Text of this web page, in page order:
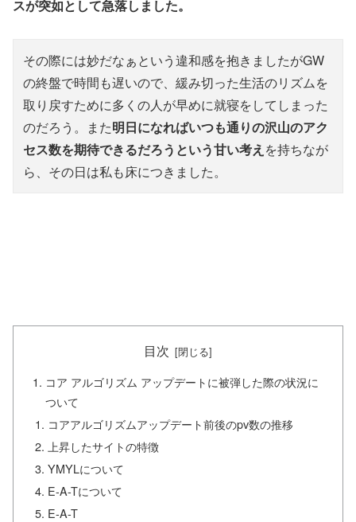
スが突如として急落しました。
その際には妙だなぁという違和感を抱きましたがGW
の終盤で時間も遅いので、緩み切った生活のリズムを
取り戻すために多くの人が早めに就寝をしてしまった
のだろう。また明日になればいつも通りの沢山のアク
セス数を期待できるだろうという甘い考え を持ちなが
ら、その日は私も床につきました。
目次
コア アルゴリズム アップデートに被弾した際の状況に
ついて
コアアルゴリズムアップデート前後のpv数の推移
上昇したサイトの特徴
YMYLについて
E-A-Tについて
E-A-T